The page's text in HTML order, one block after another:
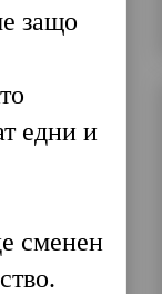
защо
едни и
сменен